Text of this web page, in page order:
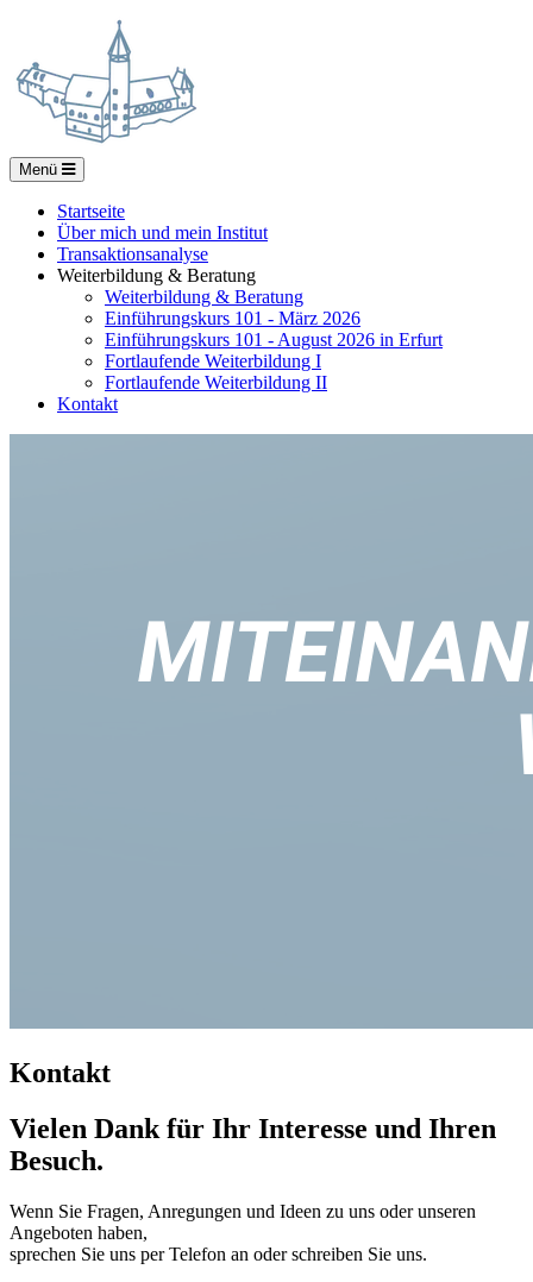
Menü
Startseite
Über mich und mein Institut
Transaktionsanalyse
Weiterbildung & Beratung
Weiterbildung & Beratung
Einführungskurs 101 - März 2026
Einführungskurs 101 - August 2026 in Erfurt
Fortlaufende Weiterbildung I
Fortlaufende Weiterbildung II
Kontakt
Kontakt
Vielen Dank für Ihr Interesse und Ihren
Besuch.
Wenn Sie Fragen, Anregungen und Ideen zu uns oder unseren
Angeboten haben,
sprechen Sie uns per Telefon an oder schreiben Sie uns.